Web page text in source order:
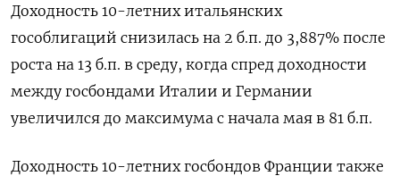
Доходность 10-летних итальянских
гособлигаций снизилась ​на 2 ​б.п. ‌до 3,887% после
роста на 13 ​б.п. в среду, когда спред доходности
между госбондами Италии и Германии
увеличился до максимума с начала мая в 81 б.п.
Доходность 10-летних госбондов Франции также